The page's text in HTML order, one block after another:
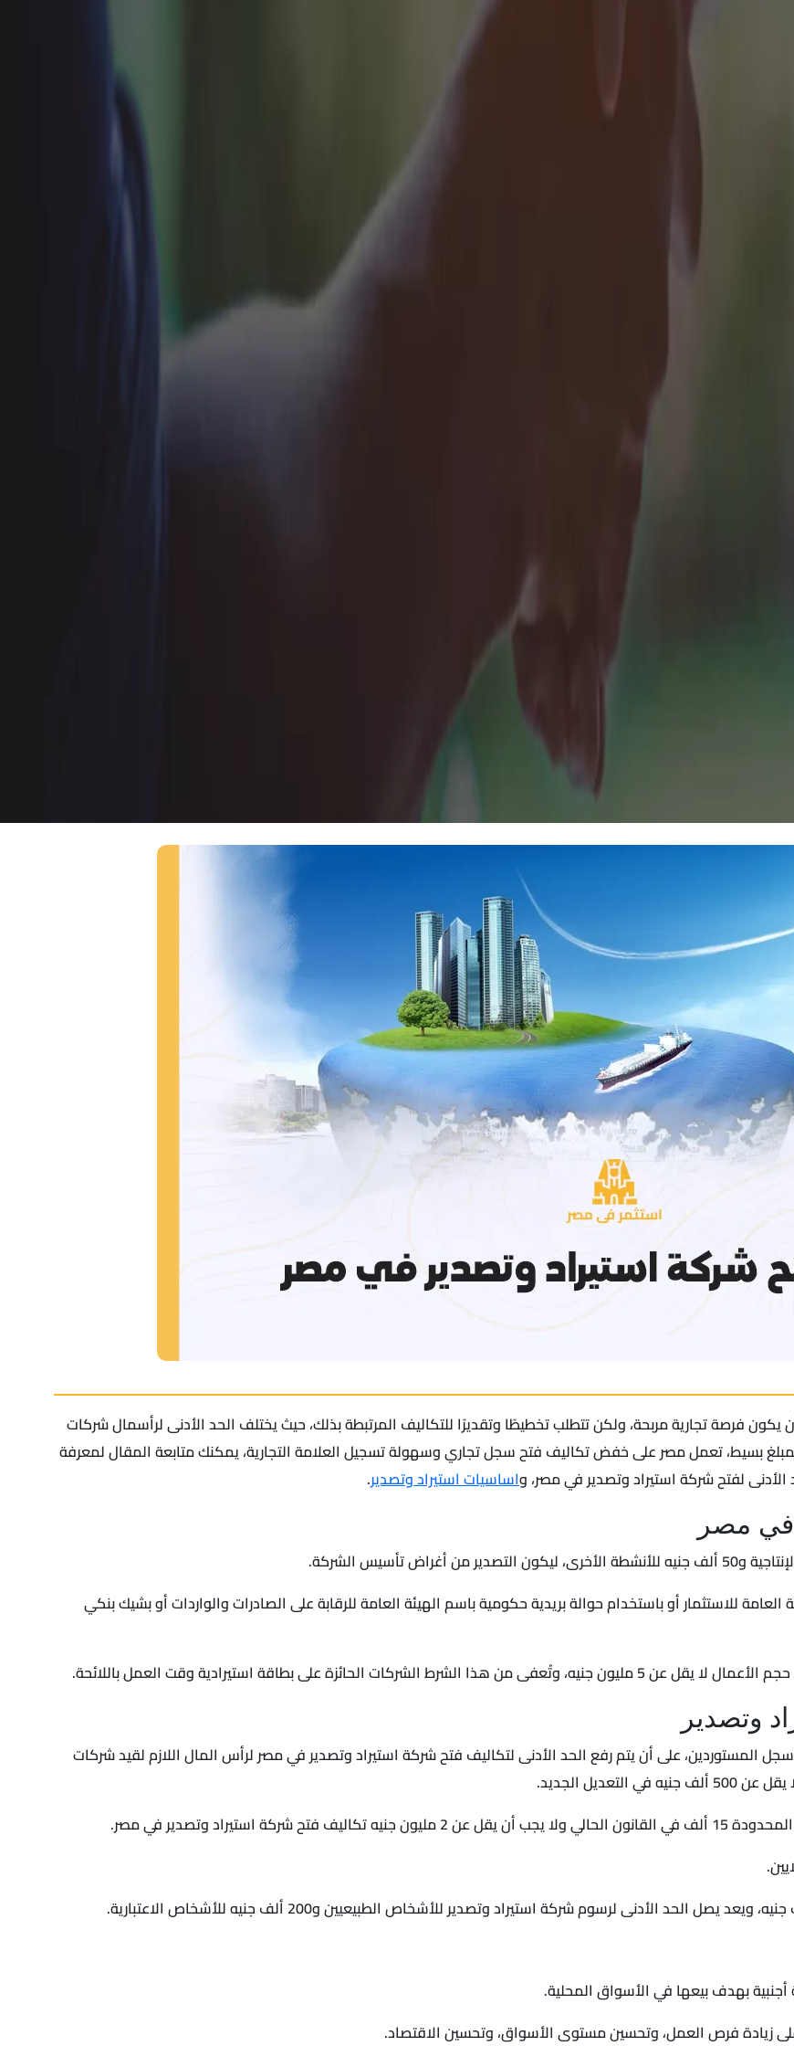
فرصة تجارية مربحة، ولكن تتطلب تخطيطًا وتقديرًا للتكاليف المرتبطة بذلك، حيث يختلف الحد الأدنى لرأسمال شركات
بمبلغ بسيط، تعمل مصر على خفض تكاليف فتح سجل تجاري وسهولة تسجيل العلامة التجارية، يمكنك متابعة المقال لمعرفة
لفتح شركة استيراد وتصدير في مصر، واساسيات استيراد وتصدير.
في مصر
للاستثمار أو باستخدام حوالة بريدية حكومية باسم الهيئة العامة للرقابة على الصادرات والواردات أو بشيك بنكي
على بطاقة استيرادية وقت العمل باللائحة.
وتصدير
سجل المستوردين، على أن يتم رفع الحد الأدنى لتكاليف فتح شركة استيراد وتصدير في مصر لرأس المال اللازم لقيد شركات
وتصدير في مصر.
أجنبية بهدف بيعها في الأسواق المحلية.
زيادة فرص العمل، وتحسين مستوى الأسواق، وتحسين الاقتصاد.